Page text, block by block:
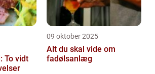
To vidt
09 oktober 2025
Alt du skal vide om
fadølsanlæg